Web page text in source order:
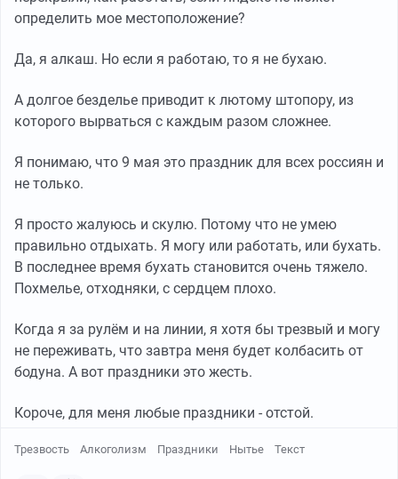
определить мое местоположение?
Да, я алкаш. Но если я работаю, то я не бухаю.
А долгое безделье приводит к лютому штопору, из
которого вырваться с каждым разом сложнее.
Я понимаю, что 9 мая это праздник для всех россиян и
не только.
Я просто жалуюсь и скулю. Потому что не умею
правильно отдыхать. Я могу или работать, или бухать.
В последнее время бухать становится очень тяжело.
Похмелье, отходняки, с сердцем плохо.
Когда я за рулём и на линии, я хотя бы трезвый и могу
не переживать, что завтра меня будет колбасить от
бодуна. А вот праздники это жесть.
Короче, для меня любые праздники - отстой.
Трезвость Алкоголизм Праздники Нытье Текст